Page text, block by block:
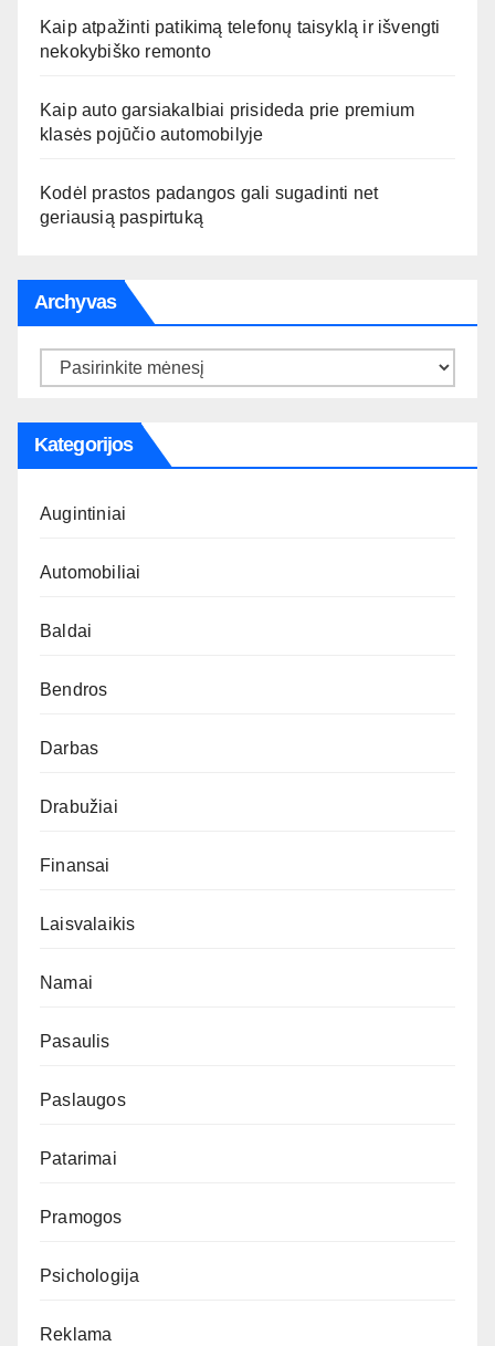
Kaip atpažinti patikimą telefonų taisyklą ir išvengti
nekokybiško remonto
Kaip auto garsiakalbiai prisideda prie premium
klasės pojūčio automobilyje
Kodėl prastos padangos gali sugadinti net
geriausią paspirtuką
Archyvas
Archyvas
Kategorijos
Augintiniai
Automobiliai
Baldai
Bendros
Darbas
Drabužiai
Finansai
Laisvalaikis
Namai
Pasaulis
Paslaugos
Patarimai
Pramogos
Psichologija
Reklama